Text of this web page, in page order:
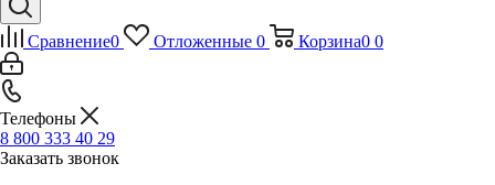
Сравнение0 Отложенные 0 Корзина0 0
Телефоны
8 800 333 40 29
Заказать звонок